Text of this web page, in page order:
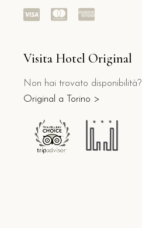
Visita Hotel Original
Non hai trovato disponibilità?
Original a Torino >